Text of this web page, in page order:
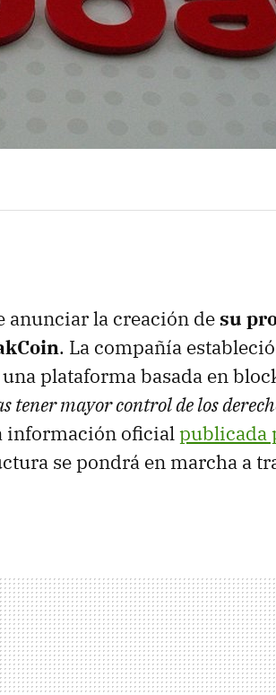
anunciar la creación desu
. La compañía
plataforma basada en
tener mayor control de los
información oficialpublicada
se pondrá en marcha a